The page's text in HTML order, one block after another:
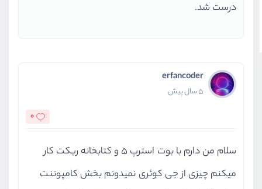
درست شد.
erfancoder
5 سال پیش
0
سلام من دارم با بوت استرپ 5 و کتابخانه ریکت کار
میکنم چیزی از جی کوئری نمیدونم بخش کامپوننت